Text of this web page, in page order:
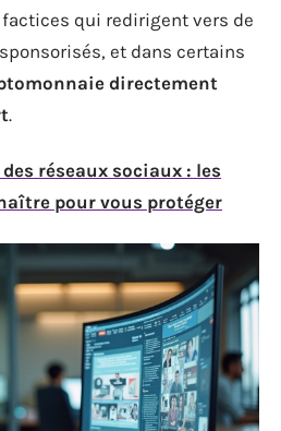
qui redirigent vers de
et dans certains
directement
.
réseaux sociaux : les
pour vous protéger